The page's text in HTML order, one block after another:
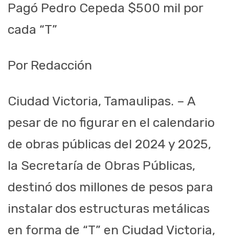
Pagó Pedro Cepeda $500 mil por
cada “T”
Por Redacción
Ciudad Victoria, Tamaulipas. – A
pesar de no figurar en el calendario
de obras públicas del 2024 y 2025,
la Secretaría de Obras Públicas,
destinó dos millones de pesos para
instalar dos estructuras metálicas
en forma de “T” en Ciudad Victoria,